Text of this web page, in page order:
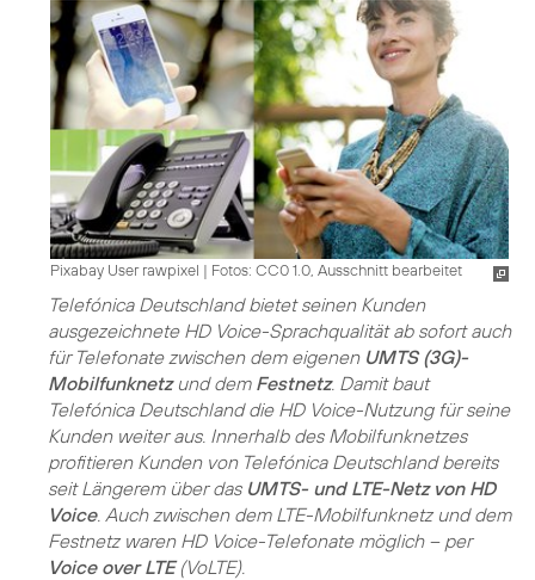
Pixabay User rawpixel | Fotos: CC0 1.0, Ausschnitt bearbeitet
Telefónica Deutschland bietet seinen Kunden
ausgezeichnete HD Voice-Sprachqualität ab sofort auch
für Telefonate zwischen dem eigenen UMTS (3G)-
Mobilfunknetzund dem Festnetz. Damit baut
Telefónica Deutschland die HD Voice-Nutzung für seine
Kunden weiter aus. Innerhalb des Mobilfunknetzes
profitieren Kunden von Telefónica Deutschland bereits
seit Längerem über das UMTS- und LTE-Netz von HD
Voice. Auch zwischen dem LTE-Mobilfunknetz und dem
Festnetz waren HD Voice-Telefonate möglich – per
Voice over LTE(VoLTE).